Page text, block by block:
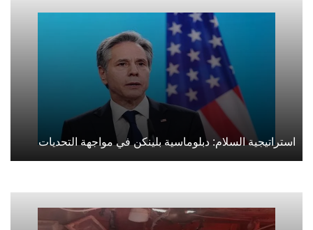
استراتيجية السلام: دبلوماسية بلينكن في مواجهة التحديات